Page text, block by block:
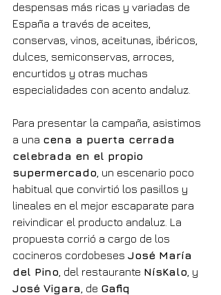
despensas más ricas y variadas de
España a través de aceites,
conservas, vinos, aceitunas, ibéricos,
dulces, semiconservas, arroces,
encurtidos y otras muchas
especialidades con acento andaluz.
Para presentar la campaña, asistimos
a una cena a puerta cerrada
celebrada en el propio
supermercado , un escenario poco
habitual que convirtió los pasillos y
lineales en el mejor escaparate para
reivindicar el producto andaluz. La
propuesta corrió a cargo de los
cocineros cordobeses José María
del Pino , del restaurante NísKalo , y
José Vigara , de Gafiq